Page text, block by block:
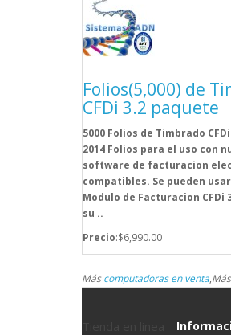
Folios(5,000) de
CFDi 3.2 paquete
5000 Folios de Timbrado CFDi
2014 Folios para el uso con
software de facturacion
compatibles. Se pueden
Modulo de Facturacion CFDi
su ..
Precio:$6,990.00
Máscomputadoras en venta,Más